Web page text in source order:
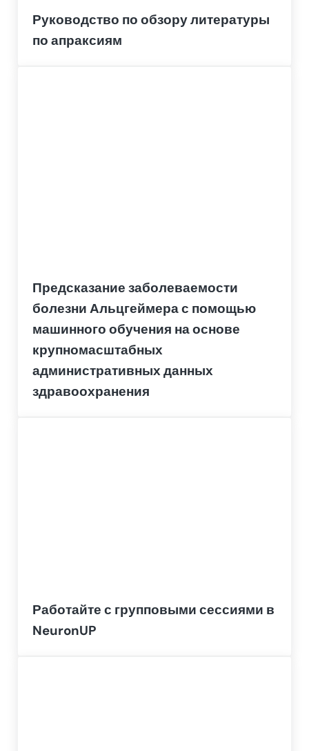
Руководство по обзору литературы
по апраксиям
Предсказание заболеваемости
болезни Альцгеймера с помощью
машинного обучения на основе
крупномасштабных
административных данных
здравоохранения
Работайте с групповыми сессиями в
NeuronUP